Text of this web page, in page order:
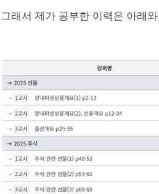
그래서 제가 공부한 이력은 아래